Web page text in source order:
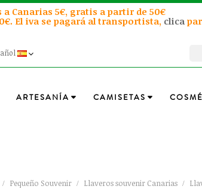
a Canarias 5€, gratis a partir de 50€
El iva se pagará al transportista, clica
ARTESANÍA CAMISETAS
Pequeño Souvenir Llaveros souvenir Canarias